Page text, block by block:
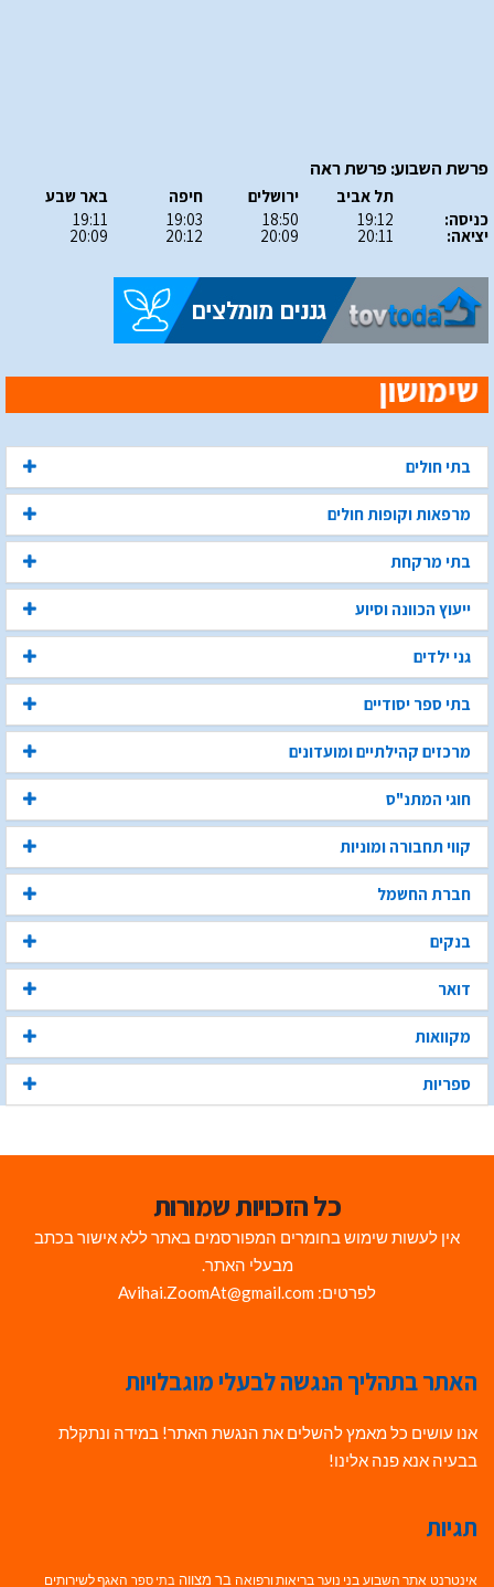
פרשת השבוע: פרשת ראה
כניסה:
יציאה:
תל אביב
19:12
20:11
ירושלים
18:50
20:09
חיפה
19:03
20:12
באר שבע
19:11
20:09
בתי חולים
מרפאות וקופות חולים
בתי מרקחת
ייעוץ הכוונה וסיוע
גני ילדים
בתי ספר יסודיים
מרכזים קהילתיים ומועדונים
חוגי המתנ"ס
קווי תחבורה ומוניות
חברת החשמל
בנקים
דואר
מקוואות
ספריות
כל הזכויות שמורות
אין לעשות שימוש בחומרים המפורסמים באתר ללא אישור בכתב
מבעלי האתר.
לפרטים: Avihai.ZoomAt@gmail.com
האתר בתהליך הנגשה לבעלי מוגבלויות
אנו עושים כל מאמץ להשלים את הנגשת האתר! במידה ונתקלת
בבעיה אנא פנה אלינו!
תגיות
אינטרנט אתר השבוע בני נוער בריאות ורפואה בר מצווה בתי ספר האגף לשירותים